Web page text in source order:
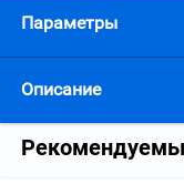
Параметры
Описание